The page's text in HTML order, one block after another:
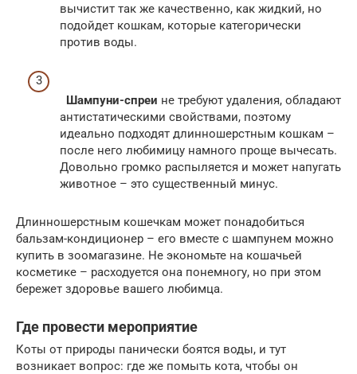
вычистит так же качественно, как жидкий, но
подойдет кошкам, которые категорически
против воды.
Шампуни-спреи не требуют удаления, обладают
антистатическими свойствами, поэтому
идеально подходят длинношерстным кошкам –
после него любимицу намного проще вычесать.
Довольно громко распыляется и может напугать
животное – это существенный минус.
Длинношерстным кошечкам может понадобиться
бальзам-кондиционер – его вместе с шампунем можно
купить в зоомагазине. Не экономьте на кошачьей
косметике – расходуется она понемногу, но при этом
бережет здоровье вашего любимца.
Где провести мероприятие
Коты от природы панически боятся воды, и тут
возникает вопрос: где же помыть кота, чтобы он